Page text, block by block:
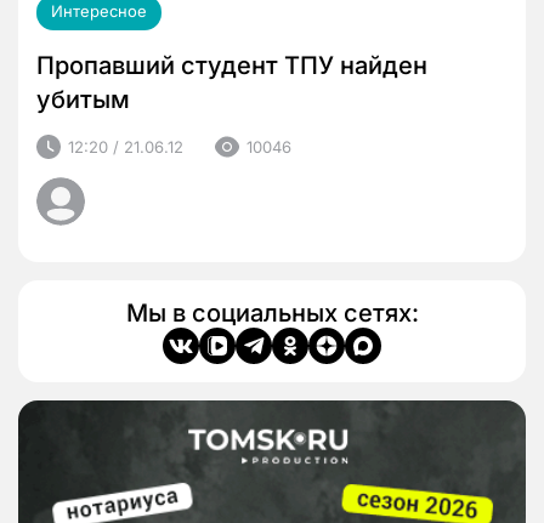
Интересное
Пропавший студент ТПУ найден
убитым
12:20 / 21.06.12 10046
Мы в социальных сетях: